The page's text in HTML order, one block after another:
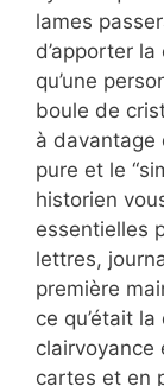
lames
d’apporter
qu’une
boule de
à davantage
pure et le
historien
essentielles
lettres,
première
ce qu’était
clairvoyance
cartes et en